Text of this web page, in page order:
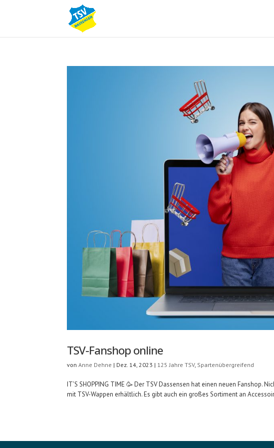
TSV-Fanshop online
vonAnne Dehne | Dez. 14, 2023 | 125 Jahre TSV, Spartenübergreifend
IT’S SHOPPING TIME 🥳 Der TSV Dassensen hat einen neuen Fanshop.
mit TSV-Wappen erhältlich. Es gibt auch ein großes Sortiment an